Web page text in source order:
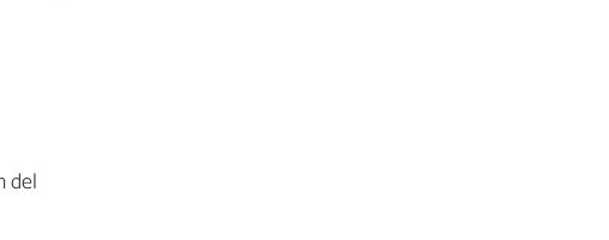
del